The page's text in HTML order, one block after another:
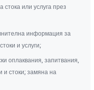
или услуга през
информация за
и услуги;
оплаквания, запитвания,
стоки; замяна на